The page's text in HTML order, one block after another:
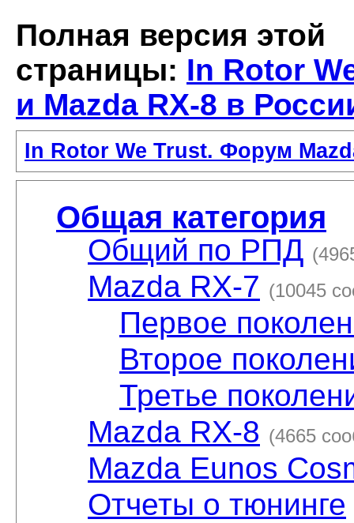
Полная версия этой
страницы: In Rotor
и Mazda RX-8 в
In Rotor We Trust. Форум
Общая категория
Общий по РПД
Mazda RX-7 (10045
Первое
Второе
Третье
Mazda RX-8 (4665
Mazda Eunos
Отчеты о тюнинге